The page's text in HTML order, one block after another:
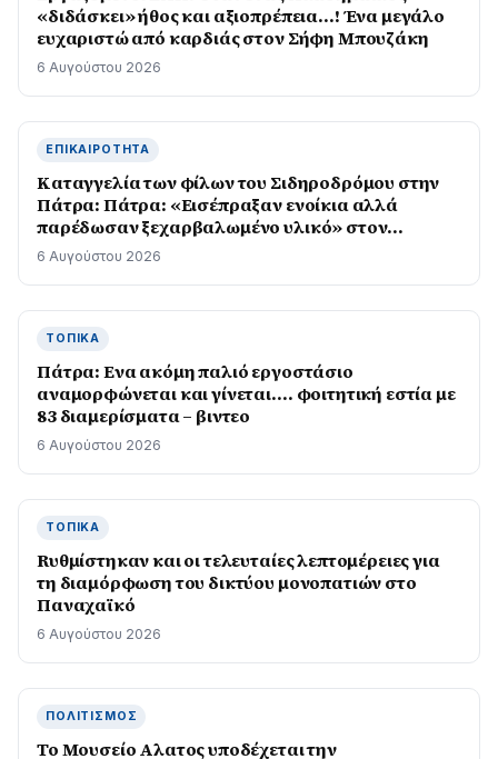
«διδάσκει» ήθος και αξιοπρέπεια…! Ένα μεγάλο
ευχαριστώ από καρδιάς στον Σήφη Μπουζάκη
6 Αυγούστου 2026
ΕΠΙΚΑΙΡΌΤΗΤΑ
Καταγγελία των φίλων του Σιδηροδρόμου στην
Πάτρα: Πάτρα: «Εισέπραξαν ενοίκια αλλά
παρέδωσαν ξεχαρβαλωμένο υλικό» στον
Προαστιακό
6 Αυγούστου 2026
ΤΟΠΙΚΆ
Πάτρα: Ενα ακόμη παλιό εργοστάσιο
αναμορφώνεται και γίνεται…. φοιτητική εστία με
83 διαμερίσματα – βιντεο
6 Αυγούστου 2026
ΤΟΠΙΚΆ
Rυθμίστηκαν και οι τελευταίες λεπτομέρειες για
τη διαμόρφωση του δικτύου μονοπατιών στο
Παναχαϊκό
6 Αυγούστου 2026
ΠΟΛΙΤΙΣΜΌΣ
Το Μουσείο Αλατος υποδέχεται την